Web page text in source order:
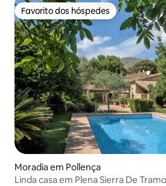
Favorito dos hóspedes
Favorito dos hóspedes
Moradia em Pollença
Linda casa em Plena Sierra De